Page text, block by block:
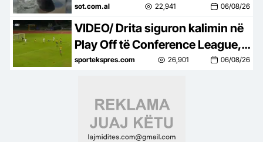
Ski në Zvërnec
sot.com.al 22,941 06/08/26
VIDEO/ Drita siguron kalimin në
Play Off të Conference League, e
mbyll me një ndeshje takimin
sportekspres.com 26,901 06/08/26